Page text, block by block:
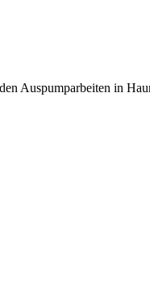
Auspumparbeiten in